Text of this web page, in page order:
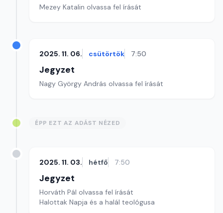
Mezey Katalin olvassa fel írását
2025. 11. 06. csütörtök 7:50
Jegyzet
Nagy György András olvassa fel írását
ÉPP EZT AZ ADÁST NÉZED
2025. 11. 03. hétfő 7:50
Jegyzet
Horváth Pál olvassa fel írását
Halottak Napja és a halál teológusa